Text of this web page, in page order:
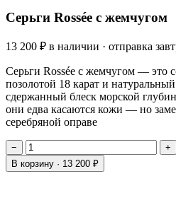
Серьги Rossée с жемчугом
13 200 ₽ в наличии · отправка
Серьги Rossée с жемчугом — это
позолотой 18 карат и
сдержанный блеск морской
они едва касаются кожи — но
серебряной оправе
−
+
В корзину · 13 200 ₽